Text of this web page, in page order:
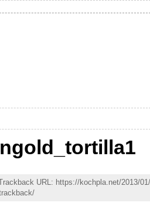
URL: https://kochpla.net/2013/